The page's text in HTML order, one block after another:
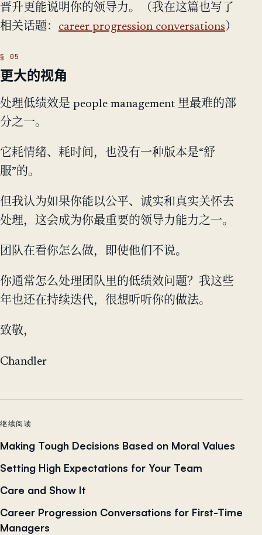
晋升更能说明你的领导力。（我在这篇也写了
相关话题： career progression conversations ）
更大的视角
处理低绩效是 people management 里最难的部
分之一。
它耗情绪、耗时间，也没有一种版本是“舒
服”的。
但我认为如果你能以公平、诚实和真实关怀去
处理，这会成为你最重要的领导力能力之一。
团队在看你怎么做，即使他们不说。
你通常怎么处理团队里的低绩效问题？我这些
年也还在持续迭代，很想听听你的做法。
致敬，
Chandler
继续阅读
Making Tough Decisions Based on Moral Values
Setting High Expectations for Your Team
Care and Show It
Career Progression Conversations for First-Time
Managers